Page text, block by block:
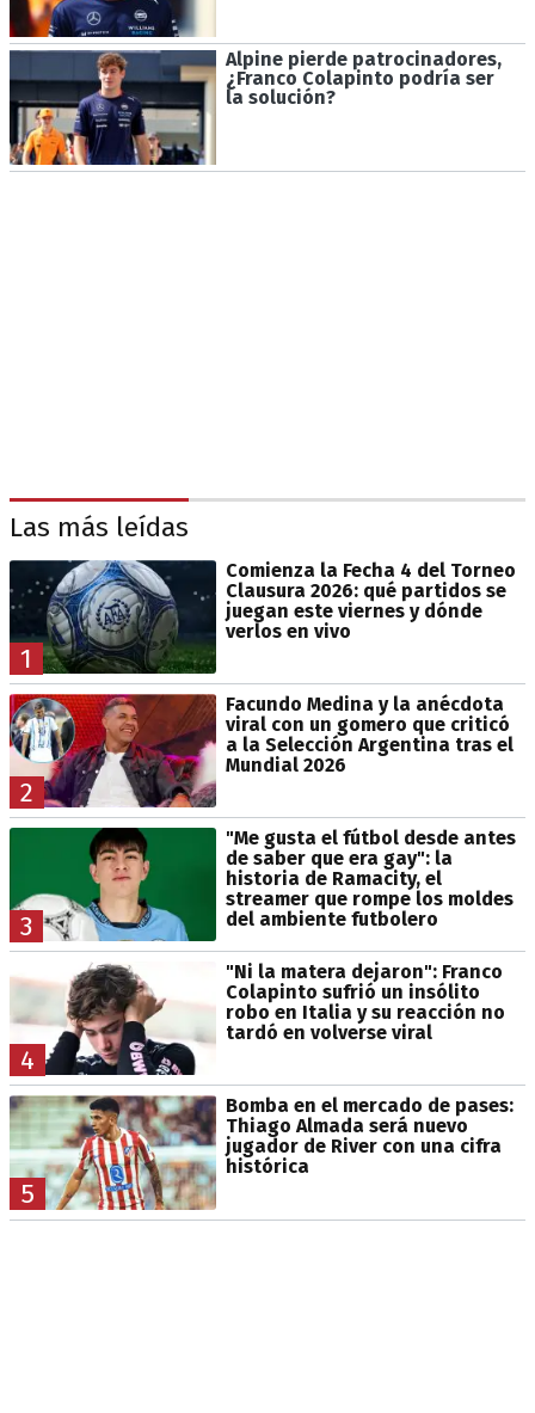
Alpine pierde patrocinadores,
¿Franco Colapinto podría ser
la solución?
Las más leídas
1
Comienza la Fecha 4 del Torneo
Clausura 2026: qué partidos se
juegan este viernes y dónde
verlos en vivo
2
Facundo Medina y la anécdota
viral con un gomero que criticó
a la Selección Argentina tras el
Mundial 2026
3
"Me gusta el fútbol desde antes
de saber que era gay": la
historia de Ramacity, el
streamer que rompe los moldes
del ambiente futbolero
4
"Ni la matera dejaron": Franco
Colapinto sufrió un insólito
robo en Italia y su reacción no
tardó en volverse viral
5
Bomba en el mercado de pases:
Thiago Almada será nuevo
jugador de River con una cifra
histórica